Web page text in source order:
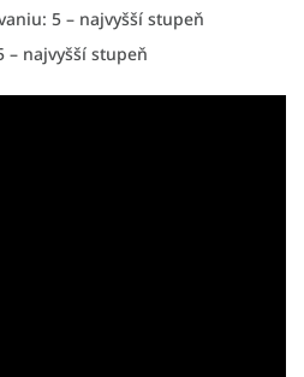
5 – najvyšší stupeň
– najvyšší stupeň